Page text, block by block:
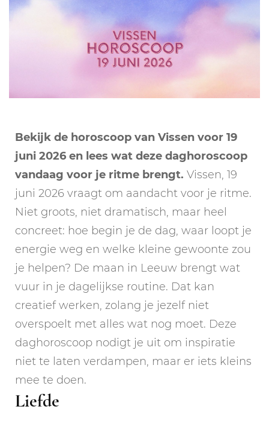
19
Bekijk de horoscoop van Vissen voor 19
juni 2026 en lees wat deze daghoroscoop
vandaag voor je ritme brengt. Vissen, 19
juni 2026 vraagt om aandacht voor je ritme.
Niet groots, niet dramatisch, maar heel
concreet: hoe begin je de dag, waar loopt je
energie weg en welke kleine gewoonte zou
je helpen? De maan in Leeuw brengt wat
vuur in je dagelijkse routine. Dat kan
creatief werken, zolang je jezelf niet
overspoelt met alles wat nog moet. Deze
daghoroscoop nodigt je uit om inspiratie
niet te laten verdampen, maar er iets kleins
mee te doen.
Liefde